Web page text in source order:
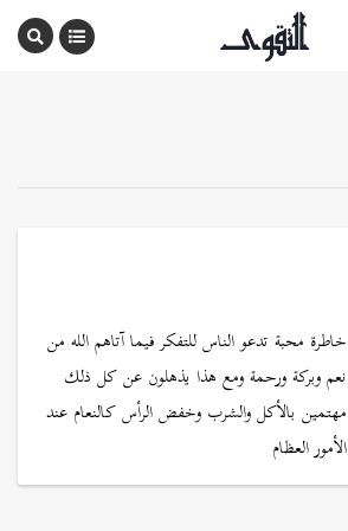
خاطرة محبة تدعو الناس للتفكر فيما آتاهم الله من
نعم وبركة ورحمة ومع هذا يذهلون عن كل ذلك
مهتمين بالأكل والشرب وخفض الرأس كالنعام عند
الأمور العظام